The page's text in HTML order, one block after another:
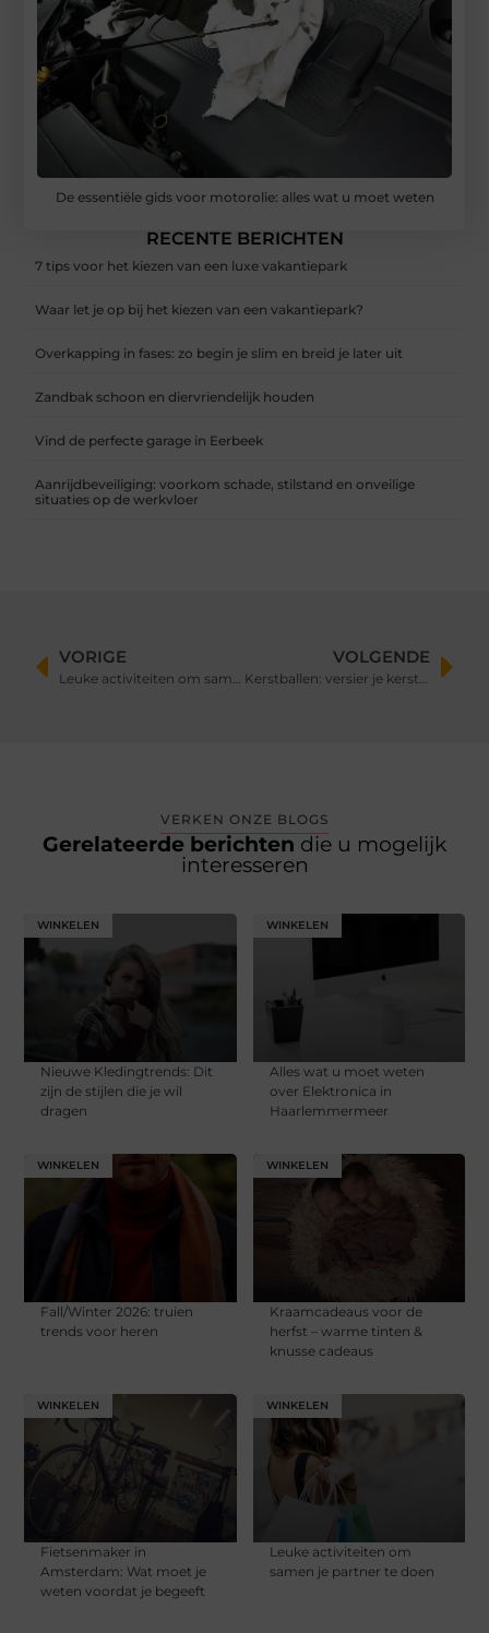
De essentiële gids voor motorolie: alles wat u moet weten
RECENTE BERICHTEN
7 tips voor het kiezen van een luxe vakantiepark
Waar let je op bij het kiezen van een vakantiepark?
Overkapping in fases: zo begin je slim en breid je later uit
Zandbak schoon en diervriendelijk houden
Vind de perfecte garage in Eerbeek
Aanrijdbeveiliging: voorkom schade, stilstand en onveilige
situaties op de werkvloer
VORIGE
Leuke activiteiten om samen je partner te doen
VOLGENDE
Kerstballen: versier je kerstboom met persoonlijke charme
VERKEN ONZE BLOGS
Gerelateerde berichten die u mogelijk
interesseren
WINKELEN
Nieuwe Kledingtrends: Dit
zijn de stijlen die je wil
dragen
WINKELEN
Alles wat u moet weten
over Elektronica in
Haarlemmermeer
WINKELEN
Fall/Winter 2026: truien
trends voor heren
WINKELEN
Kraamcadeaus voor de
herfst – warme tinten &
knusse cadeaus
WINKELEN
Fietsenmaker in
Amsterdam: Wat moet je
weten voordat je begeeft
WINKELEN
Leuke activiteiten om
samen je partner te doen